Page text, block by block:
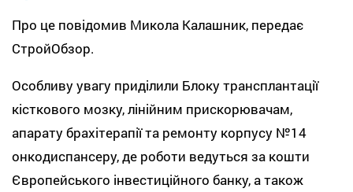
Про це повідомив Микола Калашник, передає
СтройОбзор.
Особливу увагу приділили Блоку трансплантації
кісткового мозку, лінійним прискорювачам,
апарату брахітерапії та ремонту корпусу №14
онкодиспансеру, де роботи ведуться за кошти
Європейського інвестиційного банку, а також